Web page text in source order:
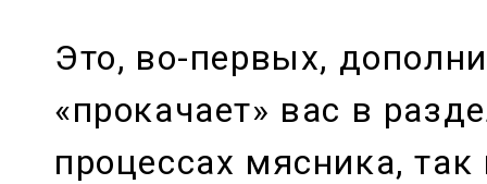
Это, во-первых,
«прокачает» вас в
процессах мясника,